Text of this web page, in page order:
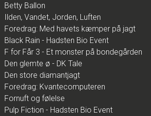
Betty Ballon
Ilden, Vandet, Jorden, Luften
Foredrag: Med havets kæmper på jagt
Black Rain - Hadsten Bio Event
F for Får 3 - Et monster på bondegården
Den glemte ø - DK Tale
Den store diamantjagt
Foredrag: Kvantecomputeren
Fornuft og følelse
Pulp Fiction - Hadsten Bio Event